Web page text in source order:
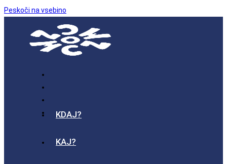
Peskoči na vsebino
KDAJ?
KAJ?